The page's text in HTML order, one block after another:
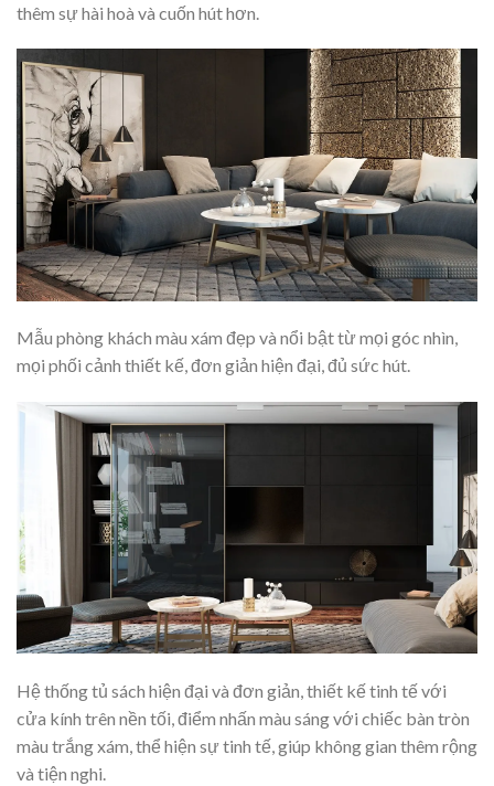
thêm sự hài hoà và cuốn hút hơn.
Mẫu phòng khách màu xám đẹp và nổi bật từ mọi góc nhìn,
mọi phối cảnh thiết kế, đơn giản hiện đại, đủ sức hút.
Hệ thống tủ sách hiện đại và đơn giản, thiết kế tinh tế với
cửa kính trên nền tối, điểm nhấn màu sáng với chiếc bàn tròn
màu trắng xám, thể hiện sự tinh tế, giúp không gian thêm rộng
và tiện nghi.